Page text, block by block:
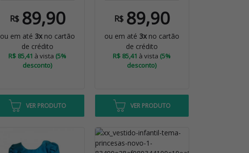
R$ 89,90
ou em até 3xno cartão
de crédito
R$ 85,41 à vista (5%
desconto)
VER PRODUTO
R$ 89,90
ou em até 3xno cartão
de crédito
R$ 85,41 à vista (5%
desconto)
VER PRODUTO